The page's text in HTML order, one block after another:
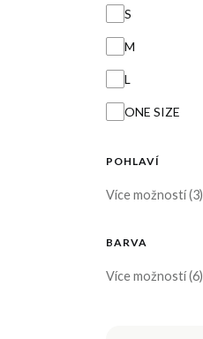
S
M
L
ONE SIZE
POHLAVÍ
pohlaví
Více možností (3)
BARVA
Barva
Více možností (6)